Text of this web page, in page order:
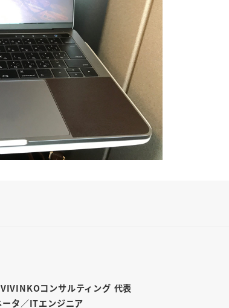
コンサルティング 代表
タ／ITエンジニア